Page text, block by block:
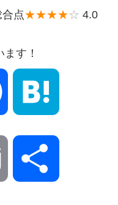
合点★★★★☆ 4.0
す！
Facebook
Email